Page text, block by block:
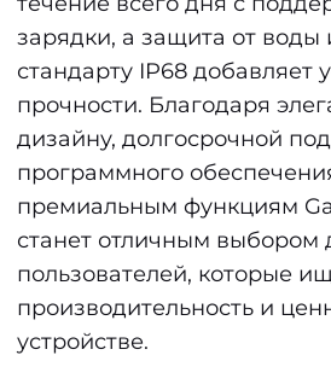
зарядки, а защита от воды
стандарту IP68 добавляет
прочности. Благодаря
дизайну, долгосрочной
программного
премиальным функциям
станет отличным выбором
пользователей, которые
производительность и
устройстве.